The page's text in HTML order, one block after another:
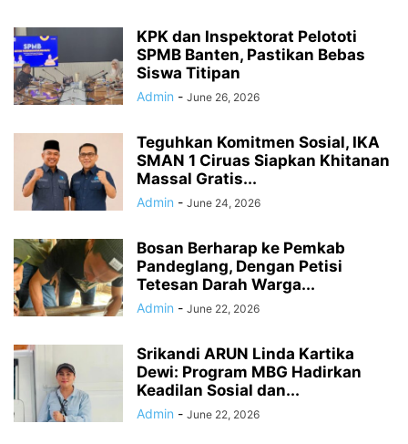
KPK dan Inspektorat Pelototi
SPMB Banten, Pastikan Bebas
Siswa Titipan
Admin - June 26, 2026
Teguhkan Komitmen Sosial, IKA
SMAN 1 Ciruas Siapkan Khitanan
Massal Gratis...
Admin - June 24, 2026
Bosan Berharap ke Pemkab
Pandeglang, Dengan Petisi
Tetesan Darah Warga...
Admin - June 22, 2026
Srikandi ARUN Linda Kartika
Dewi: Program MBG Hadirkan
Keadilan Sosial dan...
Admin - June 22, 2026